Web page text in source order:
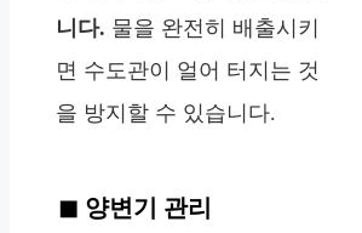
니다. 물을 완전히 배출시키
면 수도관이 얼어 터지는 것
을 방지할 수 있습니다.
양변기 관리